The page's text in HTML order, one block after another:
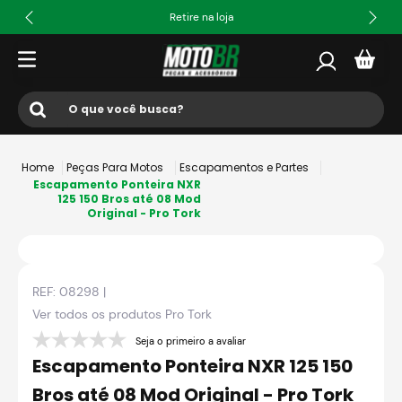
Retire na loja
O que você busca?
1º ls2
norisk
5º jaqueta
6 º bau
7º axxis fenix
Peças Para Motos
Escapamentos e Partes
Escapamento Ponteira NXR
125 150 Bros até 08 Mod
Original - Pro Tork
REF: 08298 |
Ver todos os produtos Pro Tork
Seja o primeiro a avaliar
Escapamento Ponteira NXR 125 150
Bros até 08 Mod Original - Pro Tork